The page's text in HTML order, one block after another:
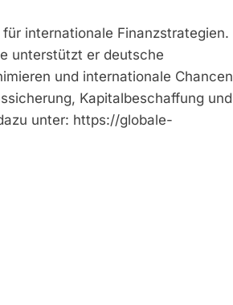
internationale Finanzstrategien.
unterstützt er deutsche
und internationale Chancen
Kapitalbeschaffung und
unter: https://globale-